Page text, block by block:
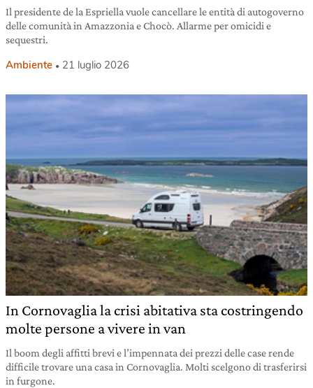
Il presidente de la Espriella vuole cancellare le entità di autogoverno
delle comunità in Amazzonia e Chocò. Allarme per omicidi e
sequestri.
Ambiente 21 luglio 2026
In Cornovaglia la crisi abitativa sta costringendo
molte persone a vivere in van
Il boom degli affitti brevi e l’impennata dei prezzi delle case rende
difficile trovare una casa in Cornovaglia. Molti scelgono di trasferirsi
in furgone.